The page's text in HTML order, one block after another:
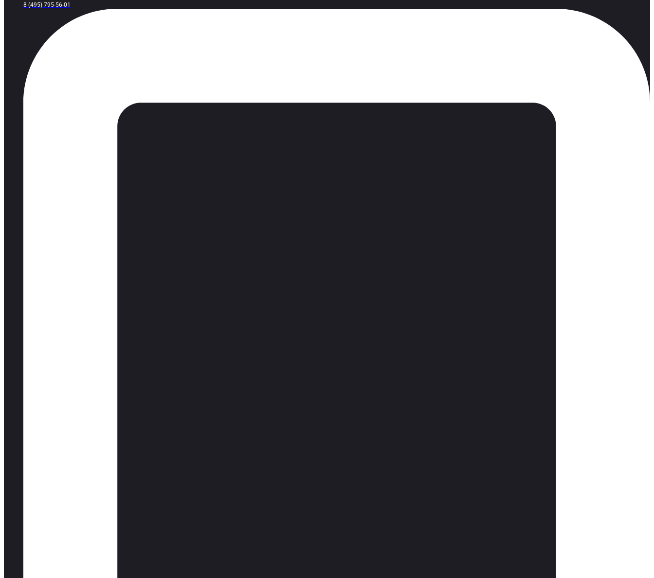
8 (495) 795-56-01